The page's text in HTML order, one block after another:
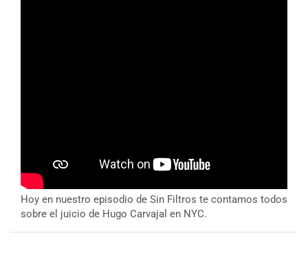
Hoy en nuestro episodio de Sin Filtros te contamos todos
sobre el juicio de Hugo Carvajal en NYC.